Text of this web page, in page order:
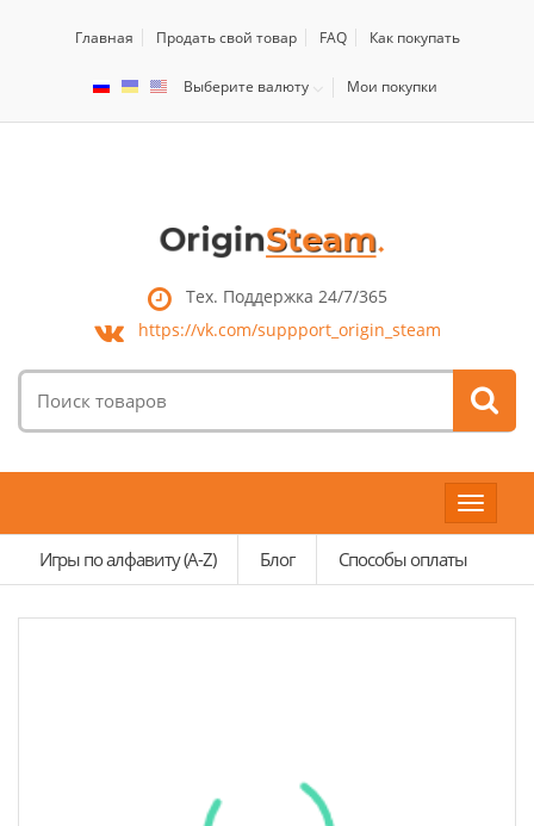
Главная Продать свой товар FAQ Как покупать
Выберите валюту Мои покупки
Тех. Поддержка 24/7/365
https://vk.com/suppport_origin_steam
товаров:
Toggle
Игры по алфавиту (A-Z)
Блог Способы оплаты